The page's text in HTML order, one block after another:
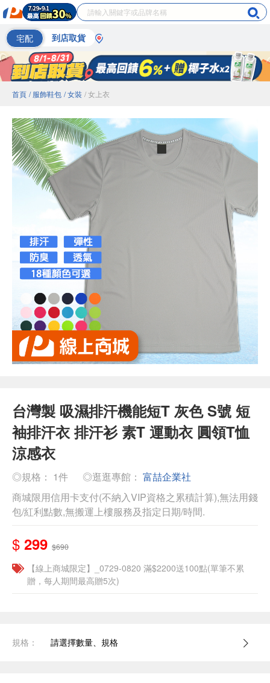
宅配 到店取貨
首頁 / 服飾鞋包 / 女裝 / 女上衣
台灣製 吸濕排汗機能短T 灰色 S號 短
袖排汗衣 排汗衫 素T 運動衣 圓領T恤
涼感衣
◎規格： 1件 ◎逛逛專館： 富喆企業社
商城限用信用卡支付(不納入VIP資格之累積計算),無法用錢
包/紅利點數,無搬運上樓服務及指定日期/時間.
$ 299 $690
【線上商城限定】_0729-0820 滿$2200送100點(單筆不累
贈，每人期間最高贈5次)
規格： 請選擇數量、規格